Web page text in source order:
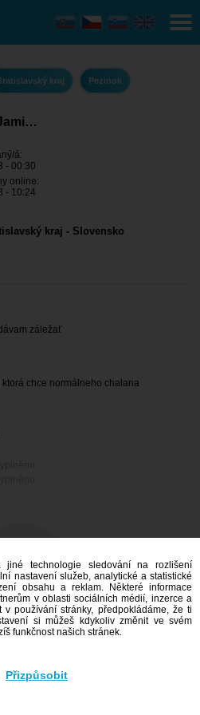
kraj Pezinok
á:
- 00:30
online:
- 10:24
kraj - Slovensko
záležať
chce normálneho chalana
zájem
jiné technologie sledování na rozlišení
nastavení služeb, analytické a statistické
obsahu a reklam. Některé informace
v oblasti sociálních médií, inzerce a
v používání stránky, předpokládáme, že ti
si můžeš kdykoliv změnit ve svém
funkčnost našich stránek.
Přizpůsobit